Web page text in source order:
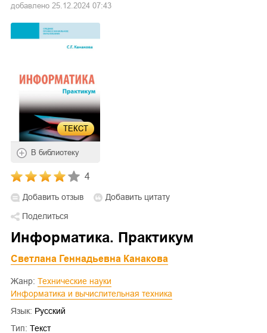
добавлено 25.12.2024 07:43
ТЕКСТ
В библиотеку
4
Добавить отзыв
Добавить цитату
Поделиться
Информатика. Практикум
Светлана Геннадьевна Канакова
Жанр:
Технические науки
Информатика и вычислительная техника
Язык: Русский
Тип: Текст